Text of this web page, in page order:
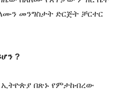
መንግስታት ድርጅት ቻርተር
?
ኢትዮጵያ በጽኑ የምታከብረው